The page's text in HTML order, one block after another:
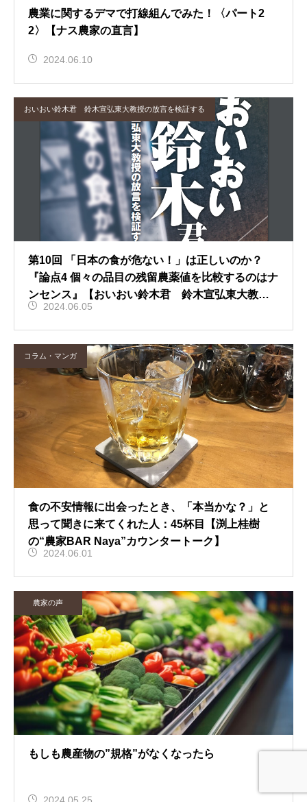
農業に関するデマで打線組んでみた！〈パート2
2〉【ナス農家の直言】
2024.06.10
おいおい鈴木君 鈴木宣弘東大教授の放言を検証する
第10回 「日本の食が危ない！」は正しいのか？
『論点4 個々の品目の残留農薬値を比較するのはナ
ンセンス』【おいおい鈴木君 鈴木宣弘東大教授
の放言を検証する】
2024.06.05
コラム・マンガ
食の不安情報に出会ったとき、「本当かな？」と
思って聞きに来てくれた人：45杯目【渕上桂樹
の“農家BAR Naya”カウンタートーク】
2024.06.01
農家の声
もしも農産物の”規格”がなくなったら